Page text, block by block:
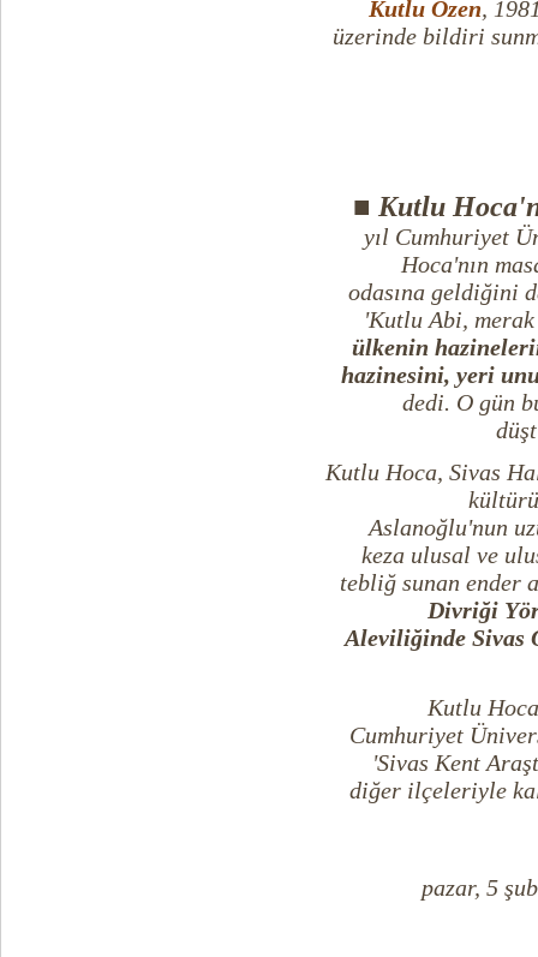
Kutlu Özen,
üzerinde bildiri
■ Kutlu
yıl Cumhuriyet
Hoca'nın
odasına geldiğini
'Kutlu Abi,
ülkenin
hazinesini, yeri
dedi. O gün
Kutlu Hoca, Sivas
Aslanoğlu'nun
keza ulusal ve
tebliğ sunan ender
Divriği
Aleviliğinde Sivas
Kutlu
Cumhuriyet
'Sivas Kent
diğer ilçeleriyle
pazar, 5